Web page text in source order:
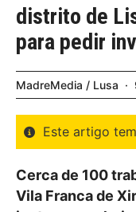
distrito de
para pedir
MadreMedia / Lusa
Este artigo tem
Cerca de 100
Vila Franca de